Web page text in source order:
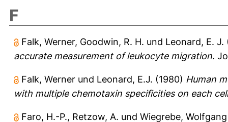
F
Falk, Werner, Goodwin, R. H. und Leonard, E. J.
accurate measurement of leukocyte migration.
Falk, Werner und Leonard, E.J. (1980) Human
with multiple chemotaxin specificities on each
Faro, H.-P., Retzow, A. und Wiegrebe, Wolfgang